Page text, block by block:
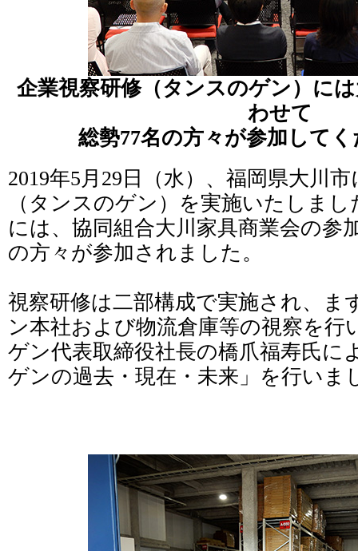
企業視察研修（タンスのゲン）に
わせて
総勢77名の方々が参加して
2019年5月29日（水）、福岡県大川
（タンスのゲン）を実施いたしま
には、協同組合大川家具商業会の参
の方々が参加されました。
視察研修は二部構成で実施され、ま
ン本社および物流倉庫等の視察を行
ゲン代表取締役社長の橋爪福寿氏に
ゲンの過去・現在・未来」を行いま